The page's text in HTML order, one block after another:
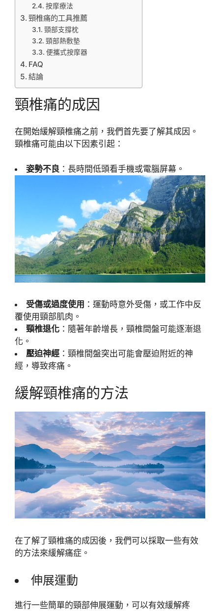
按摩療法
頸椎痛的工具推薦
頸部支撐枕
頸部熱敷墊
便攜式按摩器
FAQ
結論
頸椎痛的成因
在開始緩解頸椎痛之前，我們首先要了解其成因。
頸椎痛可能由以下因素引起：
姿勢不良 ：長時間低頭看手機或電腦屏幕。
受傷或過度使用 ：運動時意外受傷，或工作中反
覆使用頸部肌肉。
頸椎退化 ：隨著年齡增長，頸椎間盤可能逐漸退
化。
壓迫神經 ：頸椎間盤突出可能會壓迫附近的神
經，導致疼痛。
緩解頸椎痛的方法
在了解了頸椎痛的成因後，我們可以採取一些有效
的方法來緩解痛症。
伸展運動
進行一些簡單的頸部伸展運動，可以有效緩解疼